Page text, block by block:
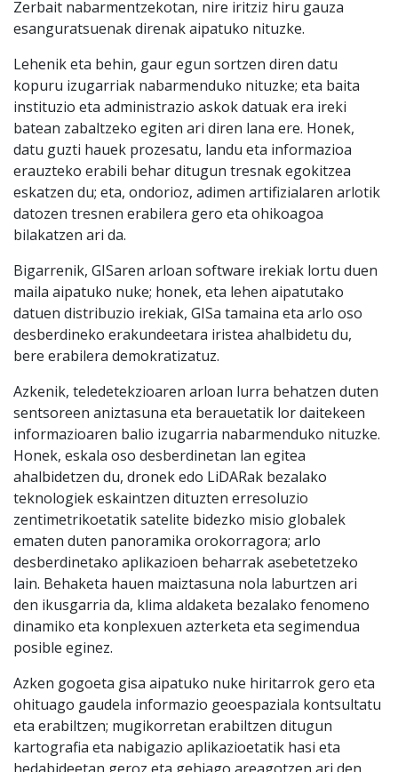
Zerbait nabarmentzekotan, nire iritziz hiru gauza
esanguratsuenak direnak aipatuko nituzke.
Lehenik eta behin, gaur egun sortzen diren datu
kopuru izugarriak nabarmenduko nituzke; eta baita
instituzio eta administrazio askok datuak era ireki
batean zabaltzeko egiten ari diren lana ere. Honek,
datu guzti hauek prozesatu, landu eta informazioa
erauzteko erabili behar ditugun tresnak egokitzea
eskatzen du; eta, ondorioz, adimen artifizialaren arlotik
datozen tresnen erabilera gero eta ohikoagoa
bilakatzen ari da.
Bigarrenik, GISaren arloan software irekiak lortu duen
maila aipatuko nuke; honek, eta lehen aipatutako
datuen distribuzio irekiak, GISa tamaina eta arlo oso
desberdineko erakundeetara iristea ahalbidetu du,
bere erabilera demokratizatuz.
Azkenik, teledetekzioaren arloan lurra behatzen duten
sentsoreen aniztasuna eta berauetatik lor daitekeen
informazioaren balio izugarria nabarmenduko nituzke.
Honek, eskala oso desberdinetan lan egitea
ahalbidetzen du, dronek edo LiDARak bezalako
teknologiek eskaintzen dituzten erresoluzio
zentimetrikoetatik satelite bidezko misio globalek
ematen duten panoramika orokorragora; arlo
desberdinetako aplikazioen beharrak asebetetzeko
lain. Behaketa hauen maiztasuna nola laburtzen ari
den ikusgarria da, klima aldaketa bezalako fenomeno
dinamiko eta konplexuen azterketa eta segimendua
posible eginez.
Azken gogoeta gisa aipatuko nuke hiritarrok gero eta
ohituago gaudela informazio geoespaziala kontsultatu
eta erabiltzen; mugikorretan erabiltzen ditugun
kartografia eta nabigazio aplikazioetatik hasi eta